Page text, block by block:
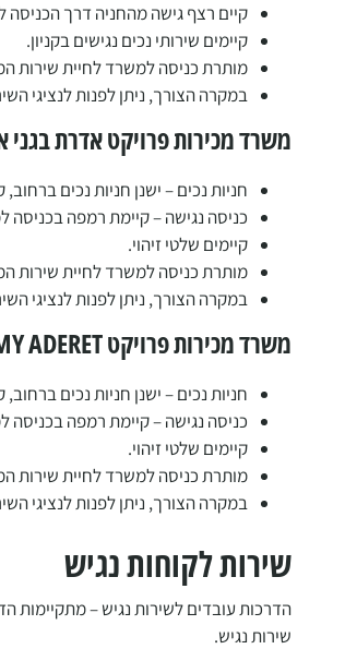
קיים רצף גישה מהחניה דרך
קיימים שירותי נכים נגישים בקניון.
מותרת כניסה למשרד לחיית שירות
במקרה הצורך, ניתן לפנות לנציגי
משרד מכירות פרויקט אדרת בגני
חניות נכים – ישנן חניות נכים
כניסה נגישה – קיימת רמפה בכניסה
קיימים שלטי זיהוי.
מותרת כניסה למשרד לחיית שירות
במקרה הצורך, ניתן לפנות לנציגי
משרד מכירות פרויקט MY ADERET כרמי גת
חניות נכים – ישנן חניות נכים
כניסה נגישה – קיימת רמפה בכניסה
קיימים שלטי זיהוי.
מותרת כניסה למשרד לחיית שירות
במקרה הצורך, ניתן לפנות לנציגי
שירות לקוחות נגיש
הדרכות עובדים לשירות נגיש – מתקיימות
שירות נגיש.